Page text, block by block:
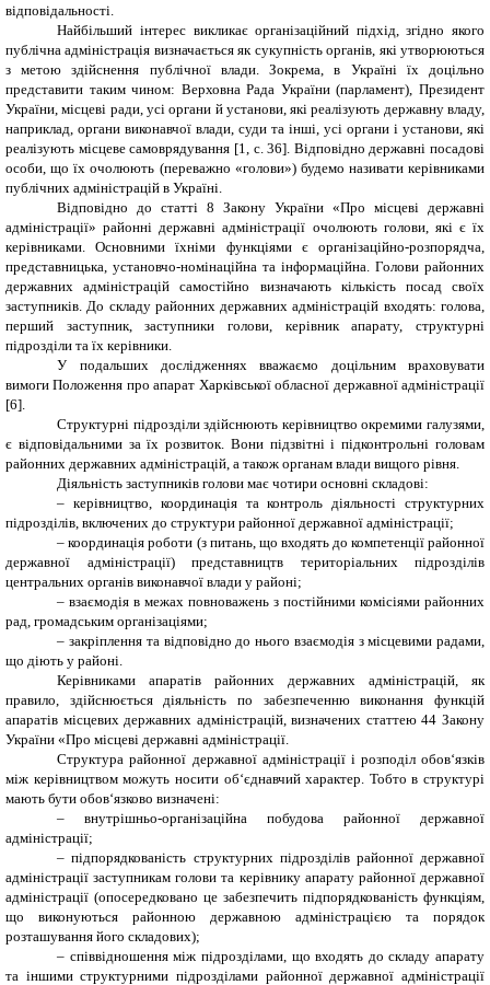
відповідальності.
Найбільший інтерес викликає організаційний підхід, згідно якого
публічна адміністрація визначається як сукупність органів, які утворюються
з метою здійснення публічної влади. Зокрема, в Україні їх доцільно
представити таким чином: Верховна Рада України (парламент), Президент
України, місцеві ради, усі органи й установи, які реалізують державну владу,
наприклад, органи виконавчої влади, суди та інші, усі органи і установи, які
реалізують місцеве самоврядування [1, с. 36]. Відповідно державні посадові
особи, що їх очолюють (переважно «голови») будемо називати керівниками
публічних адміністрацій в Україні.
Відповідно до статті 8 Закону України «Про місцеві державні
адміністрації» районні державні адміністрації очолюють голови, які є їх
керівниками. Основними їхніми функціями є організаційно-розпорядча,
представницька, установчо-номінаційна та інформаційна. Голови районних
державних адміністрацій самостійно визначають кількість посад своїх
заступників. До складу районних державних адміністрацій входять: голова,
перший заступник, заступники голови, керівник апарату, структурні
підрозділи та їх керівники.
У подальших дослідженнях вважаємо доцільним враховувати
вимоги Положення про апарат Харківської обласної державної адміністрації
[6].
Структурні підрозділи здійснюють керівництво окремими галузями,
є відповідальними за їх розвиток. Вони підзвітні і підконтрольні головам
районних державних адміністрацій, а також органам влади вищого рівня.
Діяльність заступників голови має чотири основні складові:
– керівництво, координація та контроль діяльності структурних
підрозділів, включених до структури районної державної адміністрації;
– координація роботи (з питань, що входять до компетенції районної
державної адміністрації) представництв територіальних підрозділів
центральних органів виконавчої влади у районі;
– взаємодія в межах повноважень з постійними комісіями районних
рад, громадським організаціями;
– закріплення та відповідно до нього взаємодія з місцевими радами,
що діють у районі.
Керівниками апаратів районних державних адміністрацій, як
правило, здійснюється діяльність по забезпеченню виконання функцій
апаратів місцевих державних адміністрацій, визначених статтею 44 Закону
України «Про місцеві державні адміністрації.
Структура районної державної адміністрації і розподіл обов‘язків
між керівництвом можуть носити об‘єднавчий характер. Тобто в структурі
мають бути обов‘язково визначені:
– внутрішньо-організаційна побудова районної державної
адміністрації;
– підпорядкованість структурних підрозділів районної державної
адміністрації заступникам голови та керівнику апарату районної державної
адміністрації (опосередковано це забезпечить підпорядкованість функціям,
що виконуються районною державною адміністрацією та порядок
розташування його складових);
– співвідношення між підрозділами, що входять до складу апарату
та іншими структурними підрозділами районної державної адміністрації